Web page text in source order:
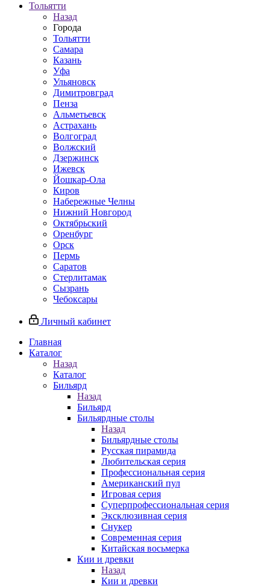
Тольятти
Назад
Города
Тольятти
Самара
Казань
Уфа
Ульяновск
Димитровград
Пенза
Альметьевск
Астрахань
Волгоград
Волжский
Дзержинск
Ижевск
Йошкар-Ола
Киров
Набережные Челны
Нижний Новгород
Октябрьский
Оренбург
Орск
Пермь
Саратов
Стерлитамак
Сызрань
Чебоксары
Личный кабинет
Главная
Каталог
Назад
Каталог
Бильярд
Назад
Бильярд
Бильярдные столы
Назад
Бильярдные столы
Русская пирамида
Любительская серия
Профессиональная серия
Американский пул
Игровая серия
Суперпрофессиональная серия
Эксклюзивная серия
Снукер
Современная серия
Китайская восьмерка
Кии и древки
Назад
Кии и древки